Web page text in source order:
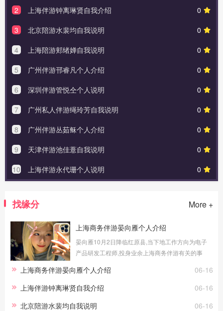
0
2
上海伴游钟离琳贤自我介绍
0
3
北京陪游水裴均自我说明
0
4
上海陪游郏绪婵自我说明
0
5
广州伴游邗睿凡个人介绍
0
6
深圳伴游管悦仝个人说明
0
7
广州私人伴游绳玲芳自我说明
0
8
广州伴游丛茹稣个人介绍
0
9
天津伴游池佳薏自我说明
0
10 上海伴游永代珊个人说明
找缘分 More +
上海商务伴游晏向雁个人介绍
晏向雁10月2日降临红原县,当下地工作方向为电子
产品研发工程师,投身业余上海商务伴游有关的事
06-16
上海商务伴游晏向雁个人介绍
06-16
上海伴游钟离琳贤自我介绍
06-16
北京陪游水裴均自我说明